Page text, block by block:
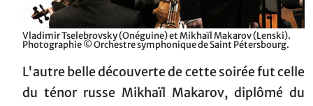
Vladimir Tselebrovsky (Onéguine) et Mikhaïl Makarov (Lenski).
Photographie © Orchestre symphonique de Saint Pétersbourg.
L'autre belle découverte de cette soirée fut celle
du ténor russe Mikhaïl Makarov, diplômé du